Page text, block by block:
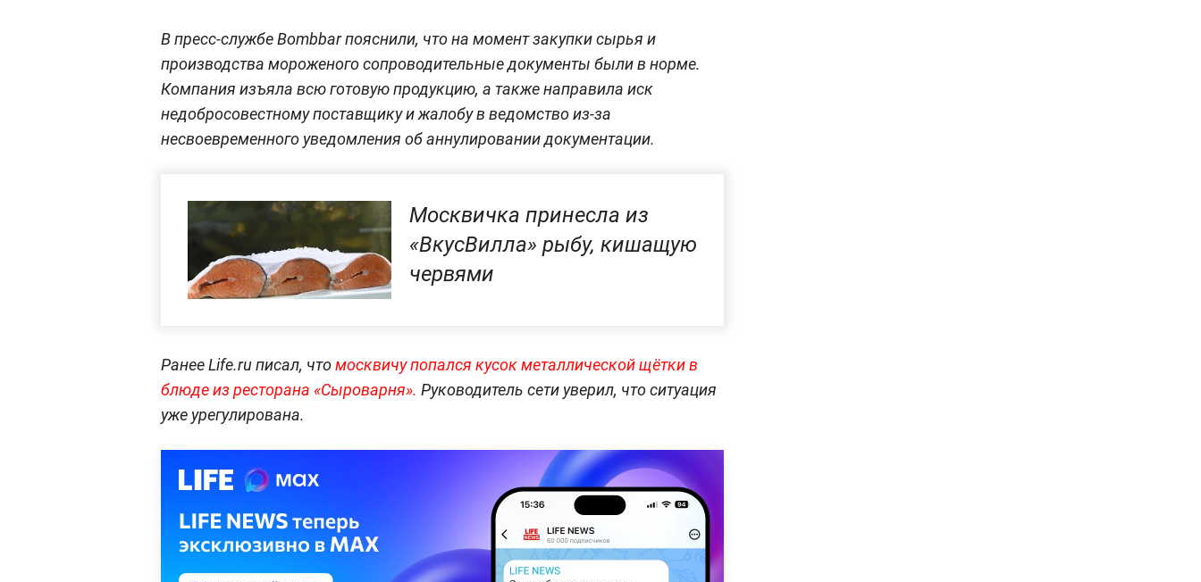
В пресс-службе Bombbar пояснили, что на момент закупки сырья и
производства мороженого сопроводительные документы были в норме.
Компания изъяла всю готовую продукцию, а также направила иск
недобросовестному поставщику и жалобу в ведомство из-за
несвоевременного уведомления об аннулировании документации.
Москвичка принесла из
«ВкусВилла» рыбу, кишащую
червями
Ранее Life.ru писал, чтомосквичу попался кусок металлической щётки в
блюде из ресторана «Сыроварня». Руководитель сети уверил, что ситуация
уже урегулирована.